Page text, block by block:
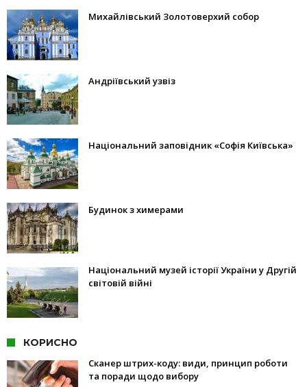
Михайлівський Золотоверхий собор
Андріївський узвіз
Національний заповідник «Софія Київська»
Будинок з химерами
Національний музей історії України у Другій
світовій війні
КОРИСНО
Сканер штрих-коду: види, принцип роботи
та поради щодо вибору